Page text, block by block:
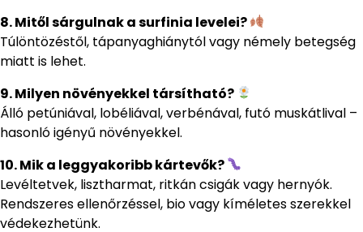
8. Mitől sárgulnak a surfinia levelei?
Túlöntözéstől, tápanyaghiánytól vagy némely betegség
miatt is lehet.
9. Milyen növényekkel társítható?
Álló petúniával, lobéliával, verbénával, futó muskátlival –
hasonló igényű növényekkel.
10. Mik a leggyakoribb kártevők?
Levéltetvek, lisztharmat, ritkán csigák vagy hernyók.
Rendszeres ellenőrzéssel, bio vagy kíméletes szerekkel
védekezhetünk.